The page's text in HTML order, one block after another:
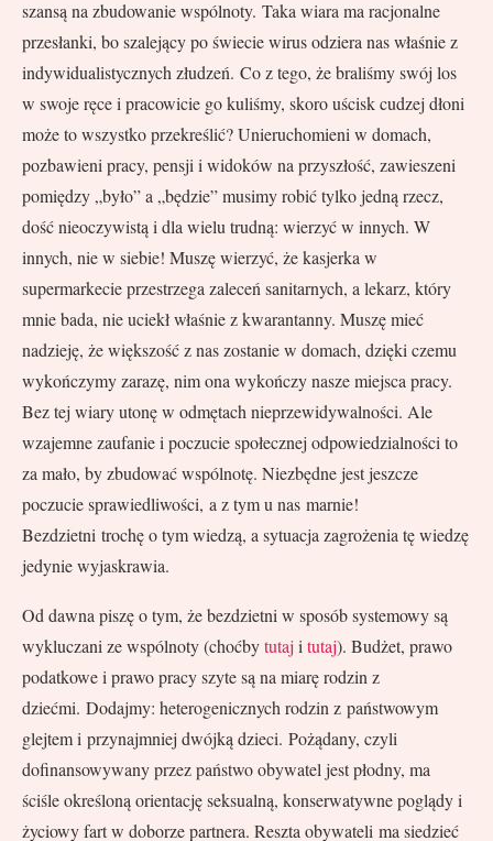
szansą na zbudowanie wspólnoty. Taka wiara ma racjonalne
przesłanki, bo szalejący po świecie wirus odziera nas właśnie z
indywidualistycznych złudzeń. Co z tego, że braliśmy swój los
w swoje ręce i pracowicie go kuliśmy, skoro uścisk cudzej dłoni
może to wszystko przekreślić? Unieruchomieni w domach,
pozbawieni pracy, pensji i widoków na przyszłość, zawieszeni
pomiędzy „było” a „będzie” musimy robić tylko jedną rzecz,
dość nieoczywistą i dla wielu trudną: wierzyć w innych. W
innych, nie w siebie! Muszę wierzyć, że kasjerka w
supermarkecie przestrzega zaleceń sanitarnych, a lekarz, który
mnie bada, nie uciekł właśnie z kwarantanny. Muszę mieć
nadzieję, że większość z nas zostanie w domach, dzięki czemu
wykończymy zarazę, nim ona wykończy nasze miejsca pracy.
Bez tej wiary utonę w odmętach nieprzewidywalności. Ale
wzajemne zaufanie i poczucie społecznej odpowiedzialności to
za mało, by zbudować wspólnotę. Niezbędne jest jeszcze
poczucie sprawiedliwości, a z tym u nas marnie!
Bezdzietni trochę o tym wiedzą, a sytuacja zagrożenia tę wiedzę
jedynie wyjaskrawia.
Od dawna piszę o tym, że bezdzietni w sposób systemowy są
wykluczani ze wspólnoty (choćbytutaj i tutaj). Budżet, prawo
podatkowe i prawo pracy szyte są na miarę rodzin z
dziećmi. Dodajmy: heterogenicznych rodzin z państwowym
glejtem i przynajmniej dwójką dzieci. Pożądany, czyli
dofinansowywany przez państwo obywatel jest płodny, ma
ściśle określoną orientację seksualną, konserwatywne poglądy i
życiowy fart w doborze partnera. Reszta obywateli ma siedzieć